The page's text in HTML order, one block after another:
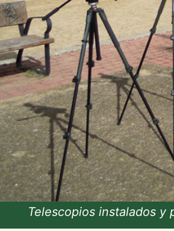
Telescopios instalados y